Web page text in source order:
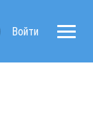
Войти